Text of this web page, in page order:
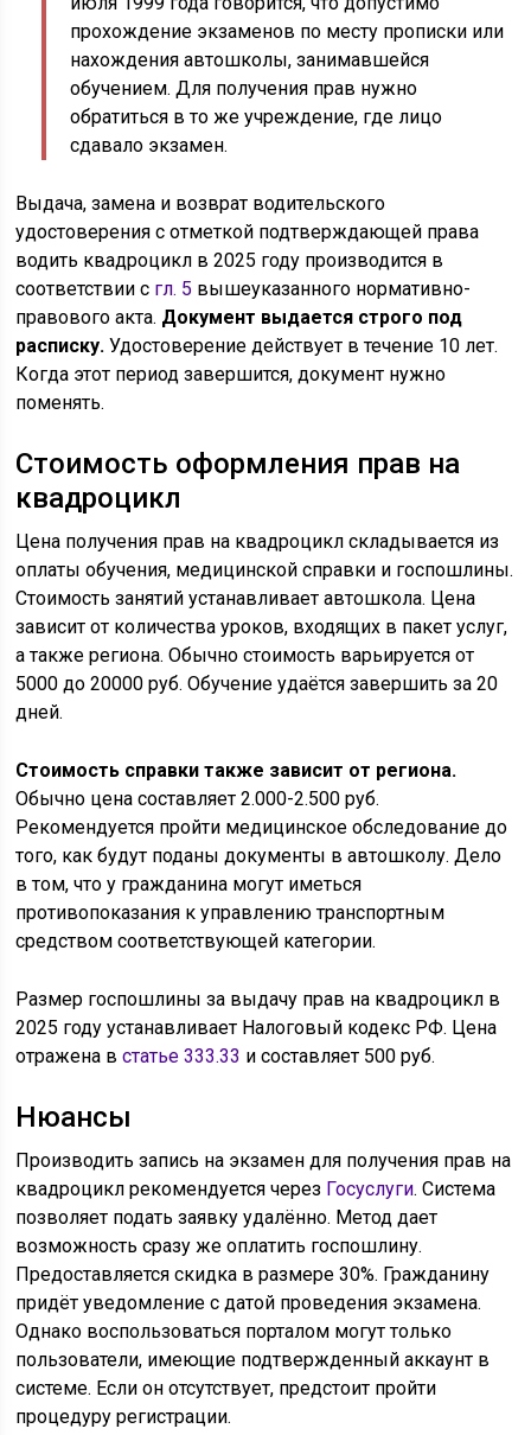
прохождение экзаменов по месту прописки или
нахождения автошколы, занимавшейся
обучением. Для получения прав нужно
обратиться в то же учреждение, где лицо
сдавало экзамен.
Выдача, замена и возврат водительского
удостоверения с отметкой подтверждающей права
водить квадроцикл в 2025 году производится в
соответствии с гл. 5 вышеуказанного нормативно-
правового акта. Документ выдается строго под
расписку. Удостоверение действует в течение 10 лет.
Когда этот период завершится, документ нужно
поменять.
Стоимость оформления прав на
квадроцикл
Цена получения прав на квадроцикл складывается из
оплаты обучения, медицинской справки и госпошлины.
Стоимость занятий устанавливает автошкола. Цена
зависит от количества уроков, входящих в пакет услуг,
а также региона. Обычно стоимость варьируется от
5000 до 20000 руб. Обучение удаётся завершить за 20
дней.
Стоимость справки также зависит от региона.
Обычно цена составляет 2.000-2.500 руб.
Рекомендуется пройти медицинское обследование до
того, как будут поданы документы в автошколу. Дело
в том, что у гражданина могут иметься
противопоказания к управлению транспортным
средством соответствующей категории.
Размер госпошлины за выдачу прав на квадроцикл в
2025 году устанавливает Налоговый кодекс РФ. Цена
отражена встатье 333.33 и составляет 500 руб.
Нюансы
Производить запись на экзамен для получения прав на
квадроцикл рекомендуется через Госуслуги. Система
позволяет подать заявку удалённо. Метод дает
возможность сразу же оплатить госпошлину.
Предоставляется скидка в размере 30%. Гражданину
придёт уведомление с датой проведения экзамена.
Однако воспользоваться порталом могут только
пользователи, имеющие подтвержденный аккаунт в
системе. Если он отсутствует, предстоит пройти
процедуру регистрации.